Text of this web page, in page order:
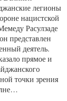
легионы
нацистской
Расулзаде
представлен
деятель.
прямое и
точки зрения